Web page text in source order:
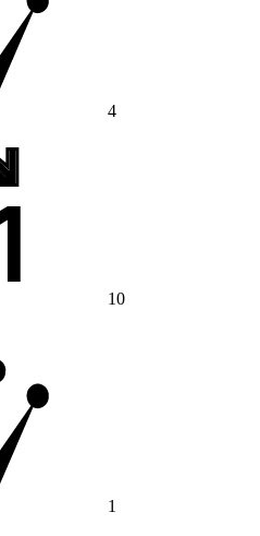
4
10
1